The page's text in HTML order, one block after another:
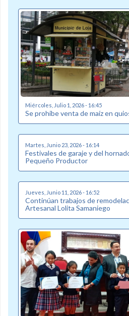
Miércoles, Julio 1, 2026 - 16:45
Se prohibe venta de maíz en
Martes, Junio 23, 2026 - 16:14
Festivales de garaje y del
Pequeño Productor
Jueves, Junio 11, 2026 - 16:52
Continúan trabajos de
Artesanal Lolita Samaniego